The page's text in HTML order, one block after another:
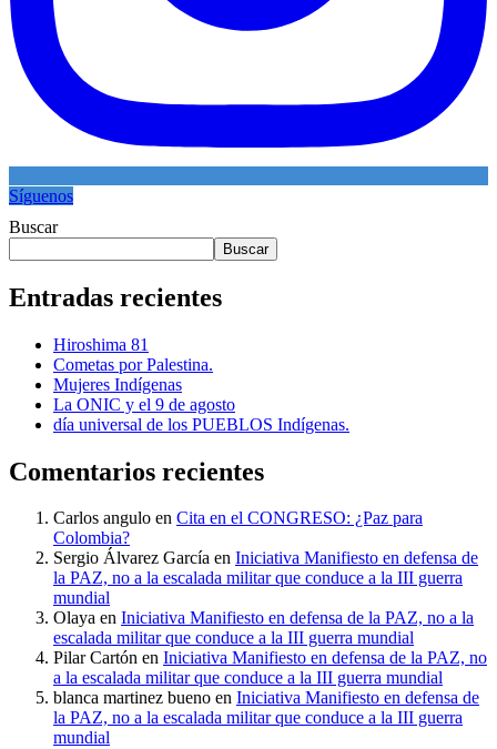
Síguenos
Buscar
Buscar
Entradas recientes
Hiroshima 81
Cometas por Palestina.
Mujeres Indígenas
La ONIC y el 9 de agosto
día universal de los PUEBLOS Indígenas.
Comentarios recientes
Carlos angulo en Cita en el CONGRESO: ¿Paz para
Colombia?
Sergio Álvarez García en Iniciativa Manifiesto en defensa de
la PAZ, no a la escalada militar que conduce a la III guerra
mundial
Olaya en Iniciativa Manifiesto en defensa de la PAZ, no a la
escalada militar que conduce a la III guerra mundial
Pilar Cartón en Iniciativa Manifiesto en defensa de la PAZ, no
a la escalada militar que conduce a la III guerra mundial
blanca martinez bueno en Iniciativa Manifiesto en defensa de
la PAZ, no a la escalada militar que conduce a la III guerra
mundial